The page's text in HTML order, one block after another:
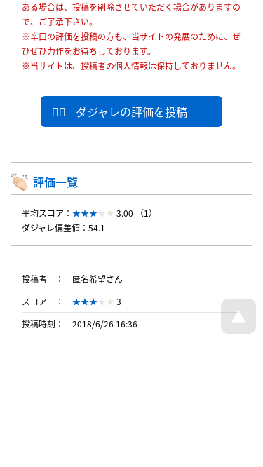
ある場合は、投稿を削除させていただく場合がありますの
で、ご了承下さい。
※辛口の評価を投稿の方も、当サイトの発展のために、ぜ
ひぜひ力作をお待ちしております。
※当サイトは、投稿者の個人情報は保持しておりません。
ダジャレの評価を投稿
評価一覧
平均スコア：
3.00 （1）
ダジャレ偏差値：54.1
投稿者
匿名希望さん
スコア
3
投稿時刻
2018/6/26 16:36